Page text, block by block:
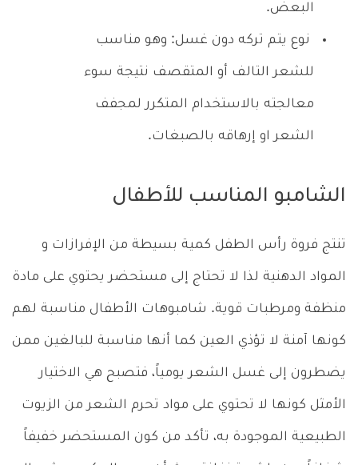
البعض.
نوع يتم تركه دون غسل: وهو مناسب
للشعر التالف أو المتقصف نتيجة سوء
معالجته بالاستخدام المتكرر لمجفف
الشعر او إرهاقه بالصبغات.
الشامبو المناسب للأطفال
تنتج فروة رأس الطفل كمية بسيطة من الإفرازات و
المواد الدهنية لذا لا تحتاج إلى مستحضر يحتوي على مادة
منظفة ومرطبات قوية. شامبوهات الأطفال مناسبة لهم
كونها آمنة لا تؤذي العين كما أنها مناسبة للبالغين ممن
يضطرون إلى غسل الشعر يومياً، فتصبح هي الاختيار
الأمثل كونها لا تحتوي على مواد تحرم الشعر من الزيوت
الطبيعية الموجودة به، تأكد من كون المستحضر خفيفاً